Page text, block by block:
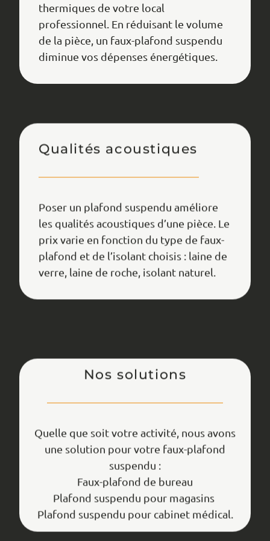
thermiques de votre local
professionnel. En réduisant le volume
de la pièce, un faux-plafond suspendu
diminue vos dépenses énergétiques.
Qualités acoustiques
Poser un plafond suspendu améliore
les qualités acoustiques d’une pièce. Le
prix varie en fonction du type de faux-
plafond et de l’isolant choisis : laine de
verre, laine de roche, isolant naturel.
Nos solutions
une solution pour votre faux-plafond
suspendu :
Faux-plafond de bureau
Plafond suspendu pour magasins
Plafond suspendu pour cabinet médical.